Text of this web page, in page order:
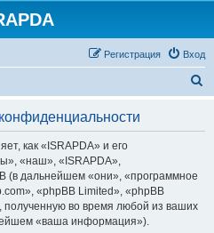
Вход
Регистрация
как «ISRAPDA» и его
«наш», «ISRAPDA»,
(в дальнейшем «они», «программное
«phpBB Limited», «phpBB
во время любой из ваших
«ваша информация»).